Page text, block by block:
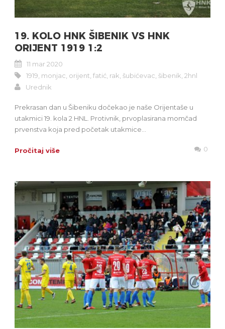
19. KOLO HNK ŠIBENIK VS HNK
ORIJENT 1919 1:2
11 mar 2020
1919 monjac orijent fatić rak šubićevac šibenik 2hnl
Urednik
Prekrasan dan u Šibeniku dočekao je naše Orijentaše u
utakmici 19. kola 2 HNL. Protivnik, prvoplasirana momčad
prvenstva koja pred početak utakmice...
Pročitaj više 0